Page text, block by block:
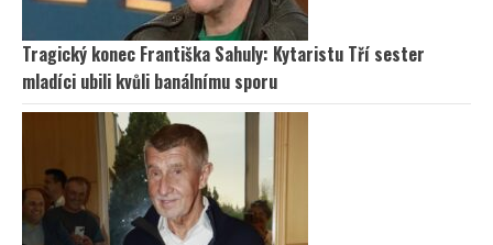
Tragický konec Františka Sahuly: Kytaristu Tří sester
mladíci ubili kvůli banálnímu sporu